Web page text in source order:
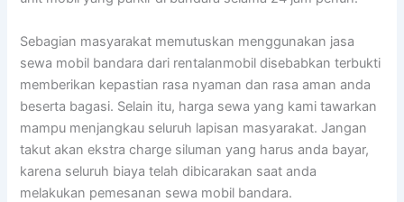
Sebagian masyarakat memutuskan menggunakan jasa
sewa mobil bandara dari rentalanmobil disebabkan terbukti
memberikan kepastian rasa nyaman dan rasa aman anda
beserta bagasi. Selain itu, harga sewa yang kami tawarkan
mampu menjangkau seluruh lapisan masyarakat. Jangan
takut akan ekstra charge siluman yang harus anda bayar,
karena seluruh biaya telah dibicarakan saat anda
melakukan pemesanan sewa mobil bandara.